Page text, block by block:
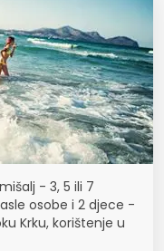
- 3, 5 ili 7
osobe i 2 djece -
Krku, korištenje u